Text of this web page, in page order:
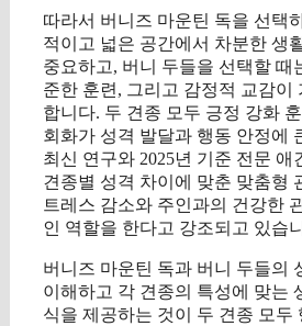
따라서 버니즈 마운틴 독을 선택
적이고 넓은 공간에서 차분한 생
중요하고, 버니 두들을 선택할 때
준한 훈련, 그리고 감정적 교감이
합니다. 두 견종 모두 긍정 강화
회화가 성격 발달과 행동 안정에
최신 연구와 2025년 기준 전문 애
견종별 성격 차이에 맞춘 맞춤형
트레스 감소와 주인과의 건강한
인 역할을 한다고 강조되고 있습
버니즈 마운틴 독과 버니 두들의
이해하고 각 견종의 특성에 맞는
식을 제공하는 것이 두 견종 모두